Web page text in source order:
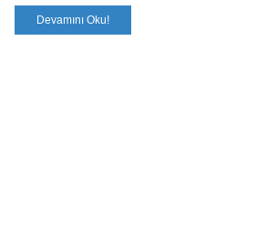
Devamını Oku!